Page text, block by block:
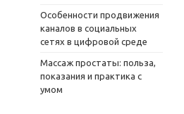
Особенности продвижения
каналов в социальных
сетях в цифровой среде
Массаж простаты: польза,
показания и практика с
умом